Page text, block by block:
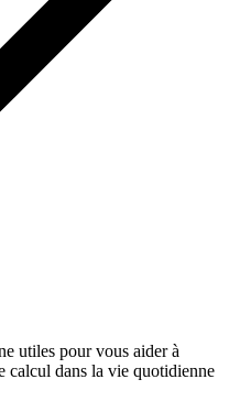
utiles pour vous aider à
calcul dans la vie quotidienne